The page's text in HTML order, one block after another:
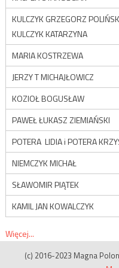
KULCZYK GRZEGORZ
KULCZYK KATARZYNA
MARIA KOSTRZEWA
JERZY T MICHAJŁOWICZ
KOZIOŁ BOGUSŁAW
PAWEŁ ŁUKASZ ZIEMIAŃSKI
POTERA LIDIA i POTERA
NIEMCZYK MICHAŁ
SŁAWOMIR PIĄTEK
KAMIL JAN KOWALCZYK
Więcej...
(c) 2016-2023 Magna